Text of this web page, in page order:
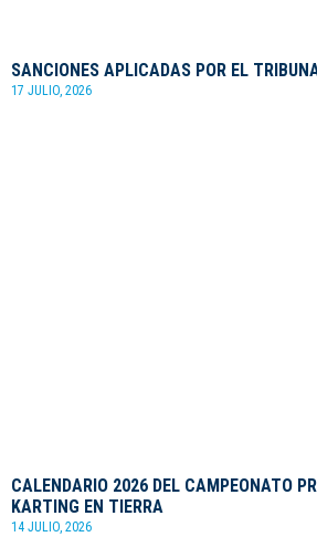
SANCIONES APLICADAS POR EL
17 JULIO, 2026
CALENDARIO 2026 DEL CAMPEONATO
KARTING EN TIERRA
14 JULIO, 2026